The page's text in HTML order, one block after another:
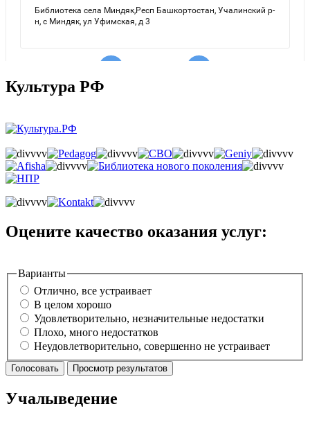
Культура РФ
Оцените качество оказания услуг:
Варианты
Отлично, все устраивает
В целом хорошо
Удовлетворительно, незначительные недостатки
Плохо, много недостатков
Неудовлетворительно, совершенно не устраивает
Учалыведение